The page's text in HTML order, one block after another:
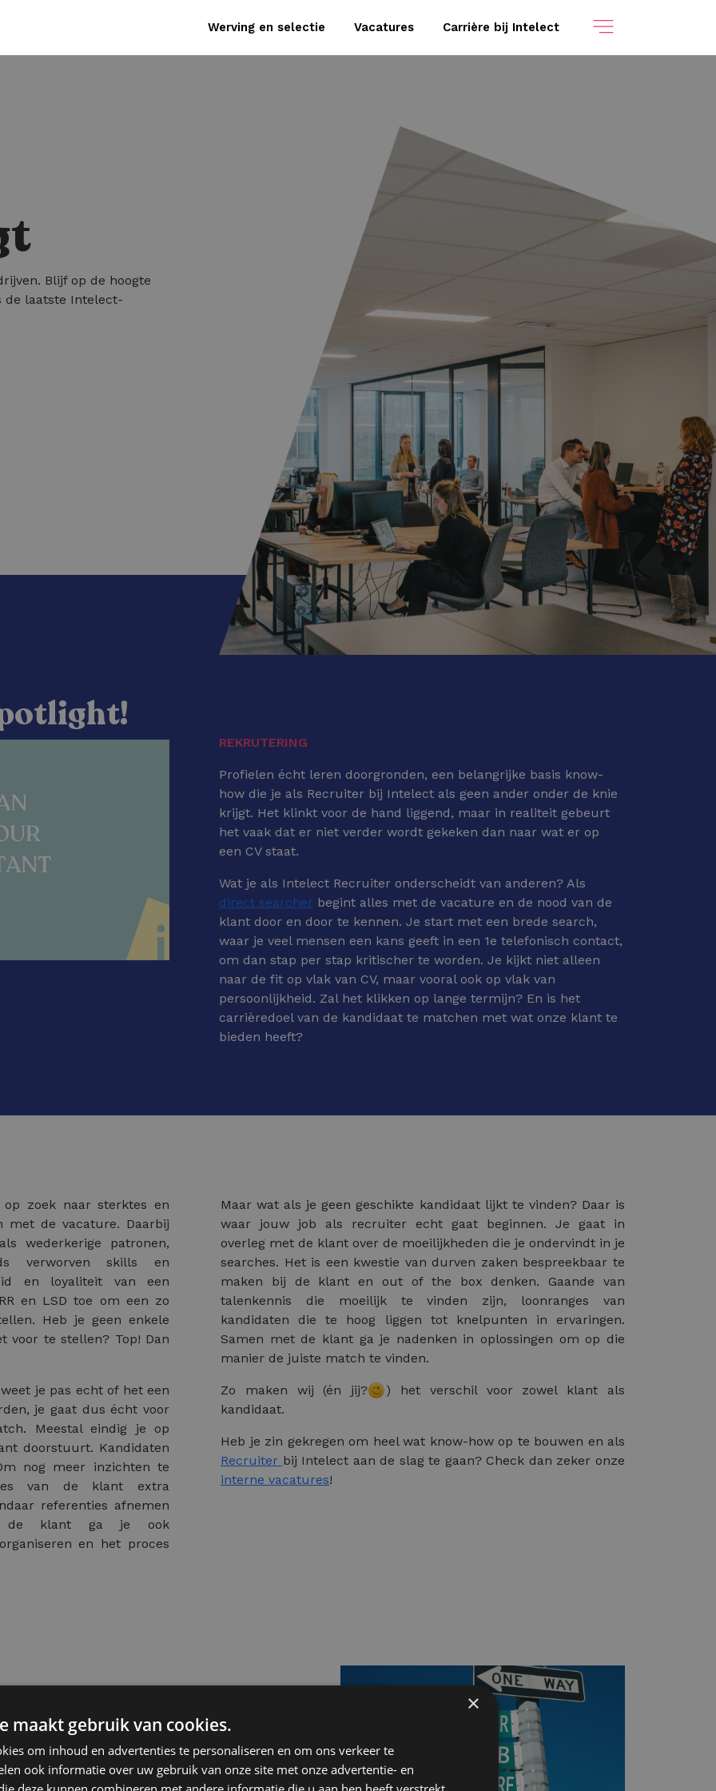
Werving en selectie Vacatures Carrière bij Intelect
Blijf op de hoogte
de laatste Intelect-
REKRUTERING
Profielen écht leren doorgronden, een belangrijke basis know-
how die je als Recruiter bij Intelect als geen ander onder de knie
krijgt. Het klinkt voor de hand liggend, maar in realiteit gebeurt
het vaak dat er niet verder wordt gekeken dan naar wat er op
een CV staat.
Wat je als Intelect Recruiter onderscheidt van anderen? Als
direct searcher begint alles met de vacature en de nood van de
klant door en door te kennen. Je start met een brede search,
waar je veel mensen een kans geeft in een 1e telefonisch contact,
om dan stap per stap kritischer te worden. Je kijkt niet alleen
naar de fit op vlak van CV, maar vooral ook op vlak van
persoonlijkheid. Zal het klikken op lange termijn? En is het
carrièredoel van de kandidaat te matchen met wat onze klant te
bieden heeft?
zoek naar sterktes en
met de vacature. Daarbij
wederkerige patronen,
verworven skills en
en loyaliteit van een
en LSD toe om een zo
Heb je geen enkele
voor te stellen? Top! Dan
je pas echt of het een
je gaat dus écht voor
Meestal eindig je op
doorstuurt. Kandidaten
nog meer inzichten te
van de klant extra
referenties afnemen
de klant ga je ook
en het proces
Maar wat als je geen geschikte kandidaat lijkt te vinden? Daar is
waar jouw job als recruiter echt gaat beginnen. Je gaat in
overleg met de klant over de moeilijkheden die je ondervindt in je
searches. Het is een kwestie van durven zaken bespreekbaar te
maken bij de klant en out of the box denken. Gaande van
talenkennis die moeilijk te vinden zijn, loonranges van
kandidaten die te hoog liggen tot knelpunten in ervaringen.
Samen met de klant ga je nadenken in oplossingen om op die
manier de juiste match te vinden.
Zo maken wij (én jij?
) het verschil voor zowel klant als
kandidaat.
Heb je zin gekregen om heel wat know-how op te bouwen en als
Recruiter bij Intelect aan de slag te gaan? Check dan zeker onze
interne vacatures!
×
maakt gebruik van cookies.
om inhoud en advertenties te personaliseren en om ons verkeer te
ook informatie over uw gebruik van onze site met onze advertentie- en